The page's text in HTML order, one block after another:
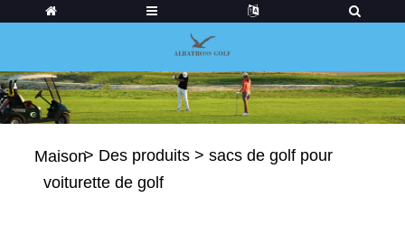
Maison> Des produits > sacs de golf pour
voiturette de golf